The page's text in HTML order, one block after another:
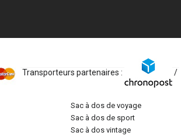
Transporteurs partenaires :
/
sac à dos de voyage
sac à dos de sport
sac à dos vintage